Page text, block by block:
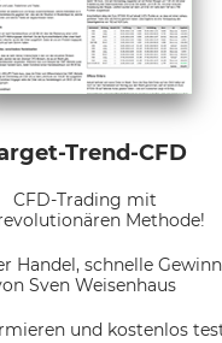
Trend-CFD
CFD-Trading mit
Methode!
Handel, schnelle
Sven Weisenhaus
und kostenlos